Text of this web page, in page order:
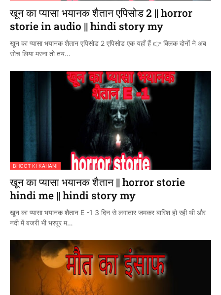
खून का प्यासा भयानक शैतान एपिसोड 2 || horror
storie in audio || hindi story my
खून का प्यासा भयानक शैतान एपिसोड 2 एपिसोड एक यहाँ हैं 👉 क्लिक दोनों ने अब
सोच लिया मरना तो तय…
BHOOT KI KAHANI
खून का प्यासा भयानक शैतान || horror storie
hindi me || hindi story my
खून का प्यासा भयानक शैतान E -1 3 दिन से लगातार जमकर बारिश हो रही थी और
नदी में बजरी भी भरपूर म…